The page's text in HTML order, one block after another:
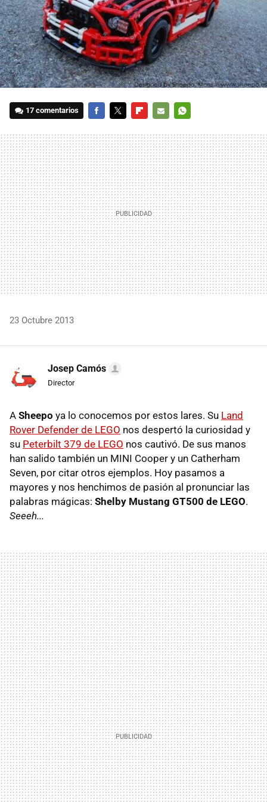
17 comentarios
MAIL
23 Octubre 2013
Josep Camós
Director
A Sheepo ya lo conocemos por estos lares. Su Land
Rover Defender de LEGO nos despertó la curiosidad y
su Peterbilt 379 de LEGO nos cautivó. De sus manos
han salido también un MINI Cooper y un Catherham
Seven, por citar otros ejemplos. Hoy pasamos a
mayores y nos henchimos de pasión al pronunciar las
palabras mágicas: Shelby Mustang GT500 de LEGO.
Seeeh...